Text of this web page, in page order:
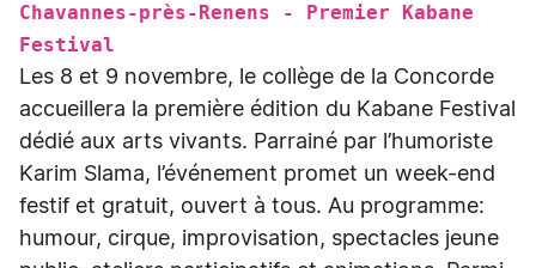
Chavannes-près-Renens - Premier Kabane
Festival
Les 8 et 9 novembre, le collège de la Concorde
accueillera la première édition du Kabane Festival
dédié aux arts vivants. Parrainé par l’humoriste
Karim Slama, l’événement promet un week-end
festif et gratuit, ouvert à tous. Au programme:
humour, cirque, improvisation, spectacles jeune